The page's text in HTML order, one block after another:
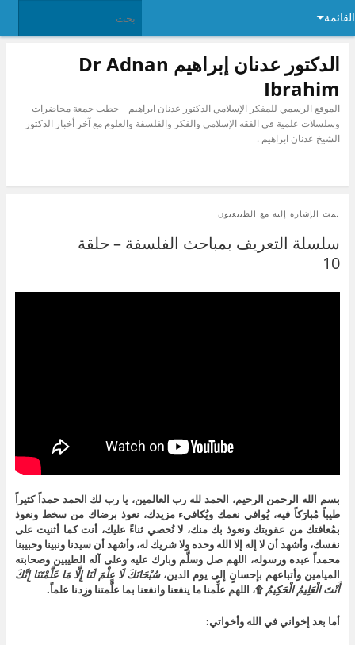
القائمة
الدكتور عدنان إبراهيم Dr Adnan
Ibrahim
الموقع الرسمي للمفكر الإسلامي الدكتور عدنان ابراهيم – خطب جمعة محاضرات
وسلسلات علمية في الفقه الإسلامي والفكر والفلسفة والعلوم مع آخر أخبار الدكتور
الشيخ عدنان ابراهيم .
تمت الإشارة إليه مع الطبيعيون
سلسلة التعريف بمباحث الفلسفة – حلقة
10
بسم الله الرحمن الرحيم، الحمد لله رب العالمين، يا رب لك الحمد حمداً كثيراً
طيباً مُبارَكاً فيه، يُوافي نعمك ويُكافيء مزيدك، نعوذ برضاك من سخط ونعوذ
بمُعافتك من عقوبتك ونعوذ بك منك، لا نُحصي ثناءً عليك، أنت كما أثنيت على
نفسك، وأشهد أن لا إله إلا الله وحده ولا شريك له، وأشهد أن سيدنا ونبينا وحبيبنا
محمداً عبده ورسوله، اللهم صل وسلَّم وبارك عليه وعلى آله الطيبين وصحابته
الميامين وأتباعهم بإحسانٍ إلى يوم الدين،سُبْحَانَكَ لَا عِلْمَ لَنَا إِلَّا مَا عَلَّمْتَنَا إِنَّكَ
أَنْتَ الْعَلِيمُ الْحَكِيمُ ۩، اللهم علِّمنا ما ينفعنا وانفعنا بما علَّمتنا وزِدنا علماً.
أما بعد إخواني في الله وأخواتي: